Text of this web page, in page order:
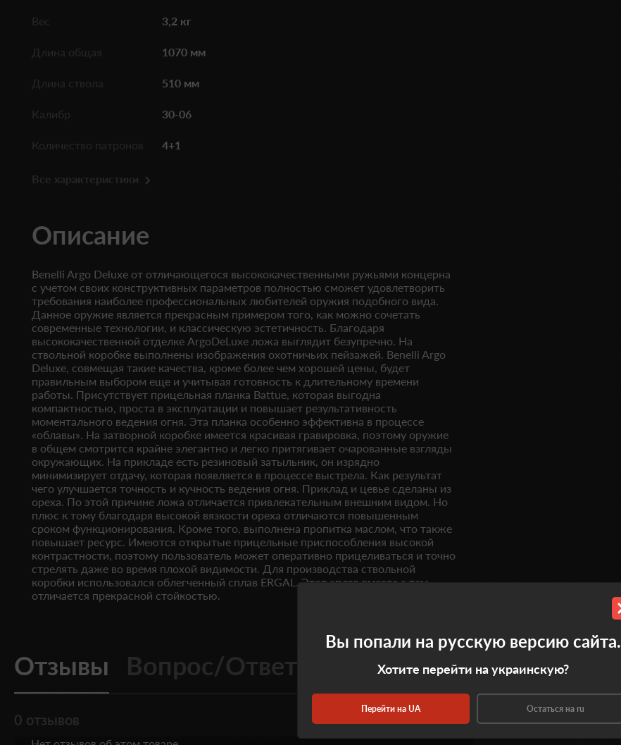
Вес 3,2 кг
Длина общая 1070 мм
Длина ствола 510 мм
Калибр 30-06
Количество патронов 4+1
Все характеристики
Описание
Benelli Argo Deluxe от отличающегося высококачественными ружьями концерна
с учетом своих конструктивных параметров полностью сможет удовлетворить
требования наиболее профессиональных любителей оружия подобного вида.
Данное оружие является прекрасным примером того, как можно сочетать
современные технологии, и классическую эстетичность. Благодаря
высококачественной отделке ArgoDeLuxe ложа выглядит безупречно. На
ствольной коробке выполнены изображения охотничьих пейзажей. Benelli Argo
Deluxe, совмещая такие качества, кроме более чем хорошей цены, будет
правильным выбором еще и учитывая готовность к длительному времени
работы. Присутствует прицельная планка Battue, которая выгодна
компактностью, проста в эксплуатации и повышает результативность
моментального ведения огня. Эта планка особенно эффективна в процессе
«облавы». На затворной коробке имеется красивая гравировка, поэтому оружие
в общем смотрится крайне элегантно и легко притягивает очарованные взгляды
окружающих. На прикладе есть резиновый затыльник, он изрядно
минимизирует отдачу, которая появляется в процессе выстрела. Как результат
чего улучшается точность и кучность ведения огня. Приклад и цевье сделаны из
ореха. По этой причине ложа отличается привлекательным внешним видом. Но
плюс к тому благодаря высокой вязкости ореха отличаются повышенным
сроком функционирования. Кроме того, выполнена пропитка маслом, что также
повышает ресурс. Имеются открытые прицельные приспособления высокой
контрастности, поэтому пользователь может оперативно прицеливаться и точно
стрелять даже во время плохой видимости. Для производства ствольной
коробки использовался облегченный сплав ERGAL. Этот сплав вместе с тем
отличается прекрасной стойкостью.
Отзывы Вопрос/Ответ
0 отзывов 0.0
Вы попали на русскую версию сайта.
Хотите перейти на украинскую?
Перейти на UA Остаться на ru